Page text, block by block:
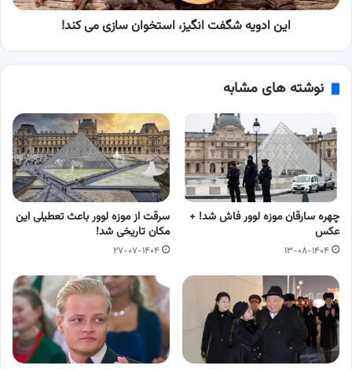
این ادویه شگفت انگیز، استخوان سازی می کند!
نوشته های مشابه
چهره سارقان موزه لوور فاش شد! +
عکس
۱۳-۰۸-۱۴۰۴
سرقت از موزه لوور باعث تعطیلی این
مکان تاریخی شد!
۲۷-۰۷-۱۴۰۴